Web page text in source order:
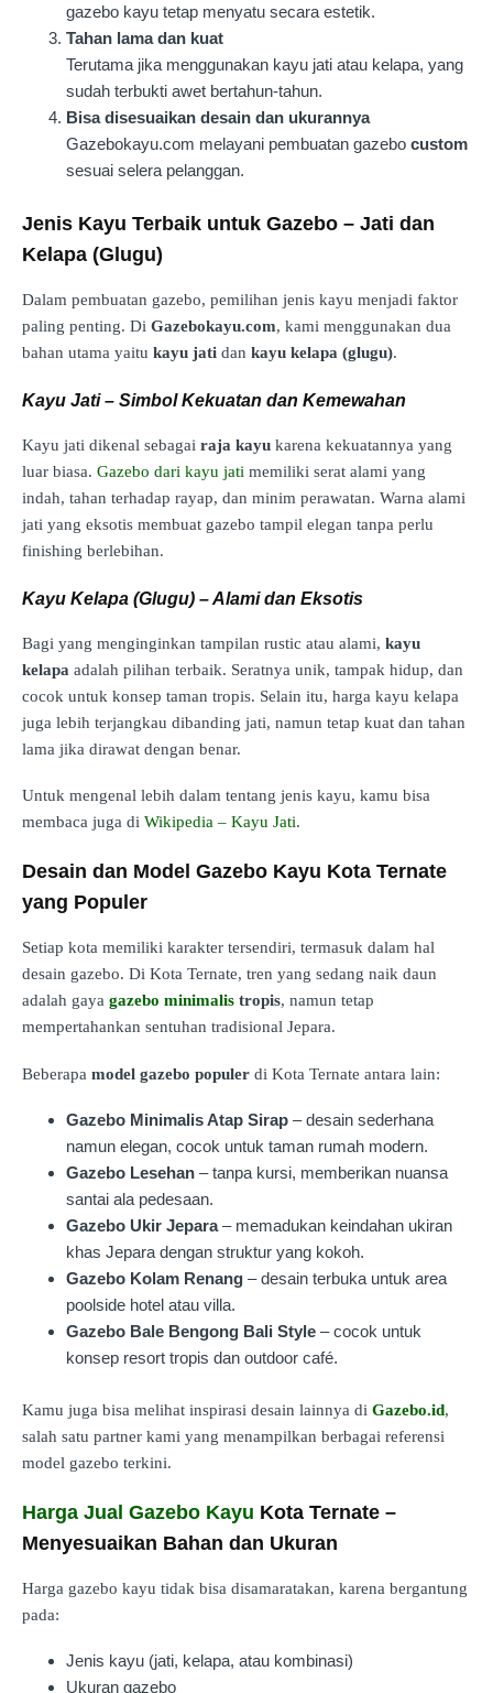
gazebo kayu tetap menyatu secara estetik.
Tahan lama dan kuat
Terutama jika menggunakan kayu jati atau kelapa, yang
sudah terbukti awet bertahun-tahun.
Bisa disesuaikan desain dan ukurannya
Gazebokayu.com melayani pembuatan gazebo custom
sesuai selera pelanggan.
Jenis Kayu Terbaik untuk Gazebo – Jati dan
Kelapa (Glugu)
Dalam pembuatan gazebo, pemilihan jenis kayu menjadi faktor
paling penting. Di Gazebokayu.com, kami menggunakan dua
bahan utama yaitu kayu jati dan kayu kelapa (glugu).
Kayu Jati – Simbol Kekuatan dan Kemewahan
Kayu jati dikenal sebagai raja kayu karena kekuatannya yang
luar biasa. Gazebo dari kayu jati memiliki serat alami yang
indah, tahan terhadap rayap, dan minim perawatan. Warna alami
jati yang eksotis membuat gazebo tampil elegan tanpa perlu
finishing berlebihan.
Kayu Kelapa (Glugu) – Alami dan Eksotis
Bagi yang menginginkan tampilan rustic atau alami, kayu
kelapa adalah pilihan terbaik. Seratnya unik, tampak hidup, dan
cocok untuk konsep taman tropis. Selain itu, harga kayu kelapa
juga lebih terjangkau dibanding jati, namun tetap kuat dan tahan
lama jika dirawat dengan benar.
Untuk mengenal lebih dalam tentang jenis kayu, kamu bisa
membaca juga di Wikipedia – Kayu Jati.
Desain dan Model Gazebo Kayu Kota Ternate
yang Populer
Setiap kota memiliki karakter tersendiri, termasuk dalam hal
desain gazebo. Di Kota Ternate, tren yang sedang naik daun
adalah gaya gazebo minimalis tropis, namun tetap
mempertahankan sentuhan tradisional Jepara.
Beberapa model gazebo populer di Kota Ternate antara lain:
Gazebo Minimalis Atap Sirap – desain sederhana
namun elegan, cocok untuk taman rumah modern.
Gazebo Lesehan – tanpa kursi, memberikan nuansa
santai ala pedesaan.
Gazebo Ukir Jepara– memadukan keindahan ukiran
khas Jepara dengan struktur yang kokoh.
Gazebo Kolam Renang – desain terbuka untuk area
poolside hotel atau villa.
Gazebo Bale Bengong Bali Style – cocok untuk
konsep resort tropis dan outdoor café.
Kamu juga bisa melihat inspirasi desain lainnya di Gazebo.id,
salah satu partner kami yang menampilkan berbagai referensi
model gazebo terkini.
Harga Jual Gazebo Kayu Kota Ternate –
Menyesuaikan Bahan dan Ukuran
Harga gazebo kayu tidak bisa disamaratakan, karena bergantung
pada:
Jenis kayu (jati, kelapa, atau kombinasi)
Ukuran gazebo